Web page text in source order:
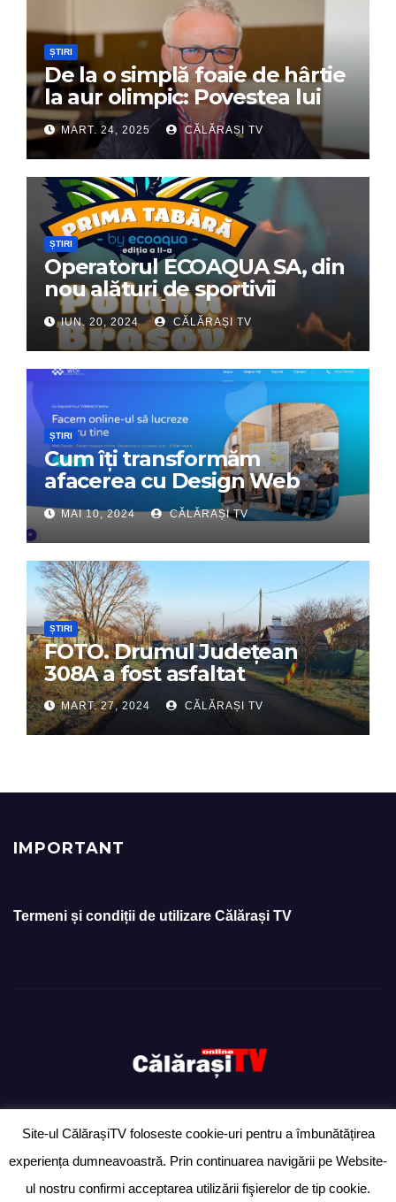
ȘTIRI
De la o simplă foaie de hârtie
la aur olimpic: Povestea lui
Dumitru Chirilă
MART. 24, 2025 CĂLĂRAȘI TV
ȘTIRI
Operatorul ECOAQUA SA, din
nou alături de sportivii
călărășeni. Începe „Prima
Tabără”!
IUN. 20, 2024 CĂLĂRAȘI TV
ȘTIRI
Cum îți transformăm
afacerea cu Design Web
Interactiv – Partenerul tău
digital de încredere
MAI 10, 2024 CĂLĂRAȘI TV
ȘTIRI
FOTO. Drumul Județean
308A a fost asfaltat
MART. 27, 2024 CĂLĂRAȘI TV
IMPORTANT
Termeni și condiții de utilizare Călărași TV
Proudly powered by WordPress |Theme: Newsup byThemeansar.
Site-ul CălărașiTV foloseste cookie-uri pentru a îmbunătățirea
experiența dumneavoastră. Prin continuarea navigării pe Website-
ul nostru confirmi acceptarea utilizării fişierelor de tip cookie.